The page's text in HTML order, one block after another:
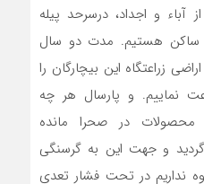
و اجداد، درسرحد پیله
ساکن هستیم. مدت دو سال
زراعتگاه این بیچارگان را
نماییم. و پارسال هر چه
محصولات در صحرا مانده
و جهت این به گرسنگی
نداریم در تحت فشار تعدی